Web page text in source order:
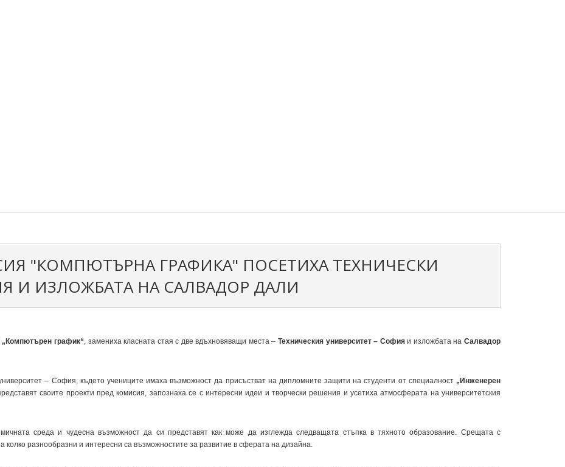
"КОМПЮТЪРНА ГРАФИКА" ПОСЕТИХА ТЕХНИЧЕСКИ
И ИЗЛОЖБАТА НА САЛВАДОР ДАЛИ
„Компютърен график“, замениха класната стая с две вдъхновяващи места –Техническия университет – Софияи изложбата наСалвадор
– София, където учениците имаха възможност да присъстват на дипломните защити на студенти от специалност „Инженерен
своите проекти пред комисия, запознаха се с интересни идеи и творчески решения и усетиха атмосферата на университетския
среда и чудесна възможност да си представят как може да изглежда следващата стъпка в тяхното образование. Срещата с
колко разнообразни и интересни са възможностите за развитие в сферата на дизайна.